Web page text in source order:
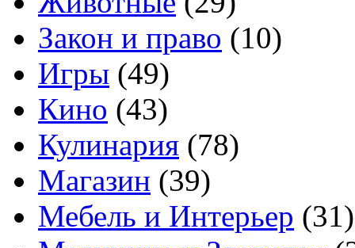
Закон и право (10)
Игры (49)
Кино (43)
Кулинария (78)
Магазин (39)
Мебель и Интерьер (31)